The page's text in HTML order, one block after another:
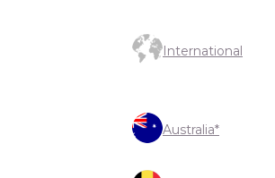
International
Australia*